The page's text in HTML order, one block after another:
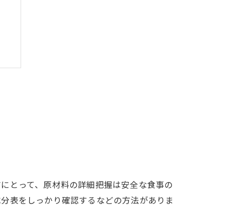
とって、原材料の詳細把握は安全な食事の
表をしっかり確認するなどの方法がありま